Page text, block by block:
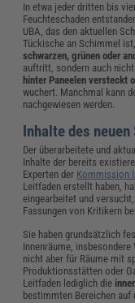
In etwa jeder dritten bis
Feuchteschaden
UBA, das den aktuellen
Tückische an Schimmel
schwarzen, grünen oder
auftritt, sondern auch
hinter Paneelen versteckt
wuchert. Manchmal kann
nachgewiesen werden.
Inhalte des
Der überarbeitete und
Inhalte der bereits
Experten der Kommission
Leitfaden erstellt haben,
eingearbeitet und
Fassungen von Kritikern
Sie haben grundsätzlich
Innenräume,
nicht aber für Räume mit
Produktionsstätten oder
Leitfaden lediglich die
bestimmten Bereichen